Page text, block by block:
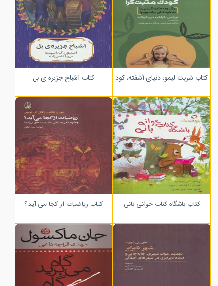
کتاب شربت لیمو؛ دنیای آشفته، کودک مثبت گراکتاب اشباح جزیره ی بل
کتاب باشگاه کتاب خوانی بانی کتاب ریاضیات از کجا می آید؟